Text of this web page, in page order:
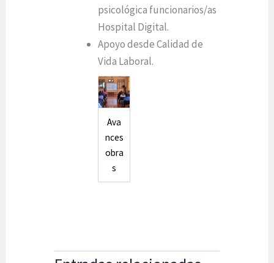
psicológica funcionarios/as
Hospital Digital.
Apoyo desde Calidad de
Vida Laboral.
Ava
nces
obra
s